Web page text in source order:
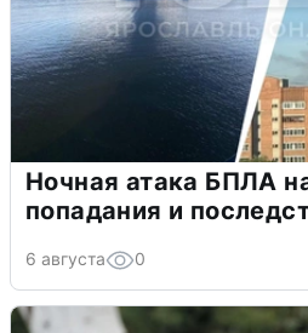
Ночная атака БПЛА
попадания и
6 августа 0